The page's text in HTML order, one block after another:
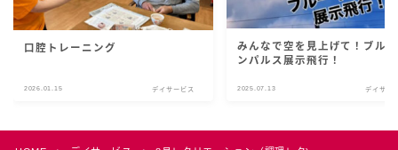
口腔トレーニング
2026.01.15 デイサービス
みんなで空を見上げて！ブル
ンパルス展示飛行！
2025.07.13 デイサー